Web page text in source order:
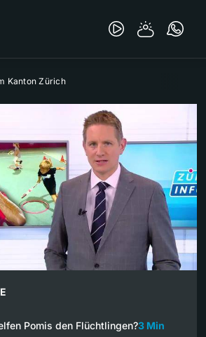
Kanton Zürich
Pomis den Flüchtlingen?3 Min